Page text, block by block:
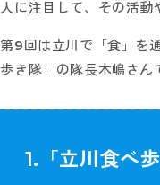
人に注目して、その活動
第9回は立川で「食」を
歩き隊」の隊長木嶋さん
1.「立川食べ